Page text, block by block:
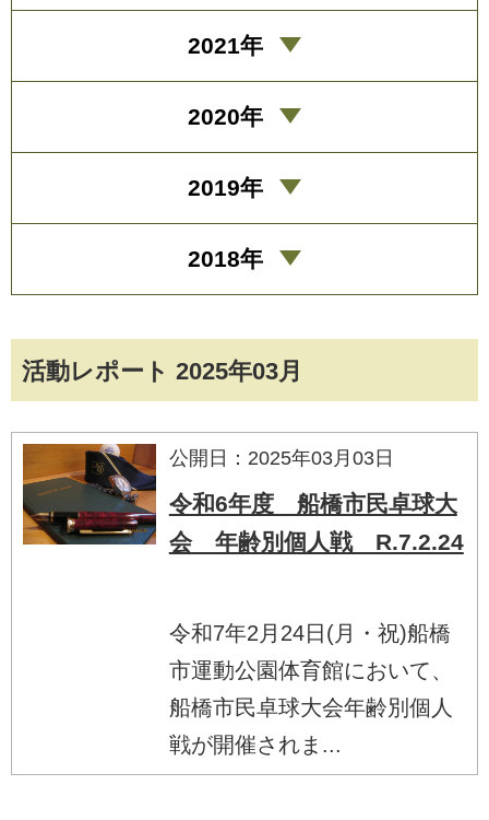
活動レポート 2025年03月
公開日：2025年03月03日
令和6年度 船橋市民卓球大
会 年齢別個人戦 R.7.2.24
令和7年2月24日(月・祝)船橋
市運動公園体育館において、
船橋市民卓球大会年齢別個人
戦が開催されま...
2021年
2020年
2019年
2018年